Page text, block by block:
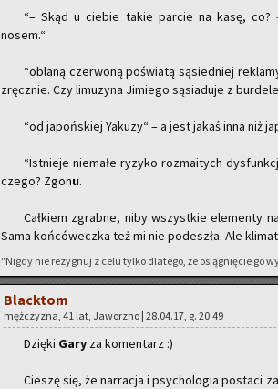
“– Skąd u cie­bie takie par­cie na kasę,
nosem.“
“ob­la­ną czer­wo­ną po­świa­tą są­sied­niej
zręcz­nie. Czy li­mu­zy­na Ji­mie­go są­sia­du­je z
“od ja­poń­skiej Yaku­zy“ – a jest jakaś inna niż
“Ist­nie­je nie­ma­łe ry­zy­ko roz­ma­itych
czego? Zgonu.
Cał­kiem zgrab­ne, niby wszyst­kie ele­men­ty
Sama koń­có­wecz­ka też mi nie po­de­szła. Ale
"Nigdy nie re­zy­gnuj z celu tylko dla­te­go, że osią­gnię­cie go
Black­tom
męż­czy­zna, 41 lat, Ja­worz­no | 28.04.17, g. 20:49
Dzię­ki Gary za ko­men­tarz :)
Cie­szę się, że nar­ra­cja i psy­cho­lo­gia po­sta­ci